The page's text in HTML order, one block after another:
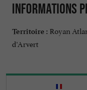
Informations
Territoire : Royan
d'Arvert